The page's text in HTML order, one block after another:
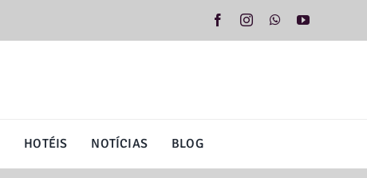
HOTÉIS NOTÍCIAS BLOG